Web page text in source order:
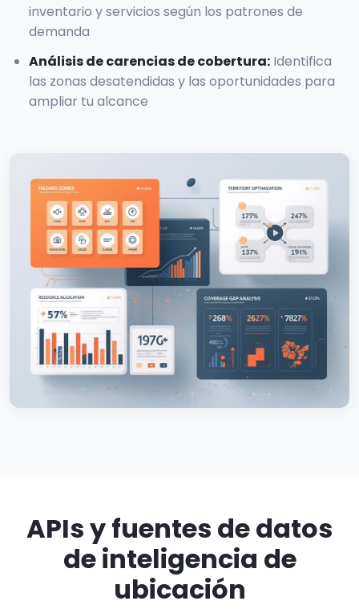
inventario y servicios según los patrones de
demanda
Análisis de carencias de cobertura: Identifica
las zonas desatendidas y las oportunidades para
ampliar tu alcance
APIs y fuentes de datos
de inteligencia de
ubicación